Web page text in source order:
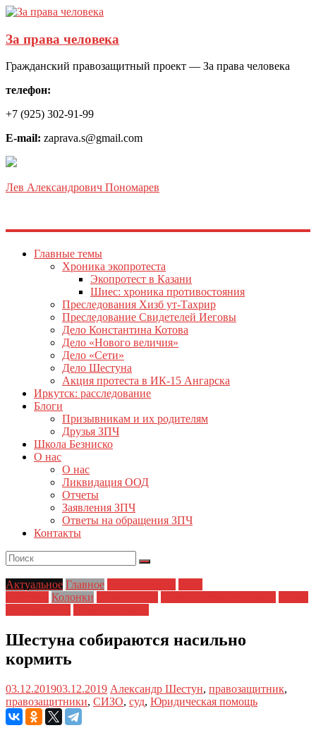
За права человека
Гражданский правозащитный проект — За права человека
телефон:
+7 (925) 302-91-99
E-mail: zaprava.s@gmail.com
Лев Александрович Пономарев
Главные темы
Хроника экопротеста
Экопротест в Казани
Шиес: хроника противостояния
Преследования Хизб ут-Тахрир
Преследование Свидетелей Иеговы
Дело Константина Котова
Дело «Нового величия»
Дело «Сети»
Дело Шестуна
Акция протеста в ИК-15 Ангарска
Иркутск: расследование
Блоги
Призывникам и их родителям
Друзья ЗПЧ
Школа Безниско
О нас
О нас
Ликвидация ООД
Отчеты
Заявления ЗПЧ
Ответы на обращения ЗПЧ
Контакты
Актуальное Главное
Колонки
Шестуна собираются насильно
кормить
03.12.201903.12.2019 Александр Шестун, правозащитник,
правозащитники, СИЗО, суд, Юридическая помощь